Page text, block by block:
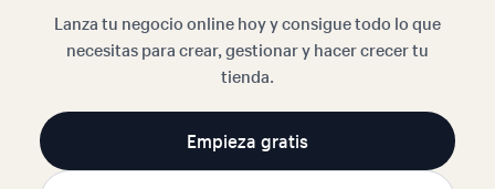
Lanza tu negocio online hoy y consigue todo lo que
necesitas para crear, gestionar y hacer crecer tu
tienda.
Empieza gratis